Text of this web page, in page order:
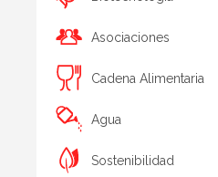
Asociaciones
Cadena Alimentaria
Agua
Sostenibilidad